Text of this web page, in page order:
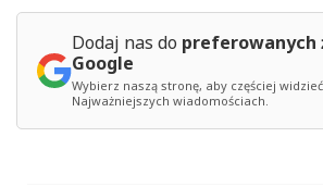
Dodaj nas do preferowanych
Google
Wybierz naszą stronę, aby częściej
Najważniejszych wiadomościach.